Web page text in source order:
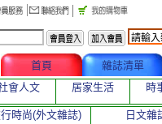
首頁 雜誌清單
會人文 居家生活 時
時尚(外文雜誌) 日文雜